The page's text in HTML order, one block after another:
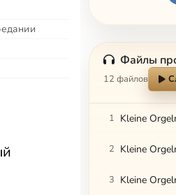
Файлы
12 файлов
1 Kleine
2 Kleine
3 Kleine